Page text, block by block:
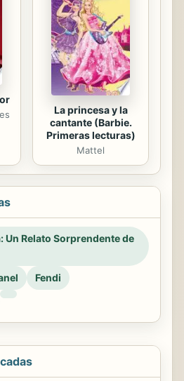
La princesa y la
cantante (Barbie.
Primeras lecturas)
Mattel
Un Relato Sorprendente de
Fendi